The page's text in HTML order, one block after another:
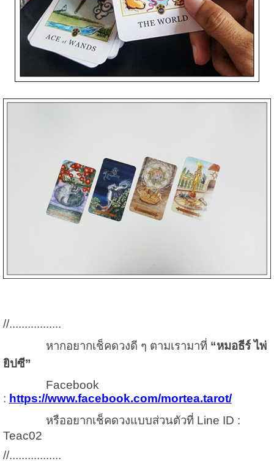
//.................
หากอยากเช็คดวงดี ๆ ตามเรามาที่ “หมอธีร์ ไพ่
ยิปซี”
Facebook
: https://www.facebook.com/mortea.tarot/
หรืออยากเช็คดวงแบบส่วนตัวที่ Line ID :
Teac02
//.................